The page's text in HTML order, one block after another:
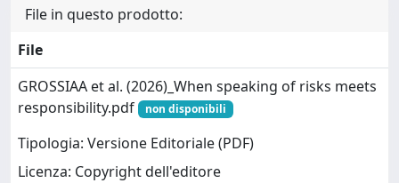
File in questo prodotto:
File
GROSSIAA et al. (2026)_When speaking of risks meets
responsibility.pdf
non disponibili
Tipologia: Versione Editoriale (PDF)
Licenza: Copyright dell'editore